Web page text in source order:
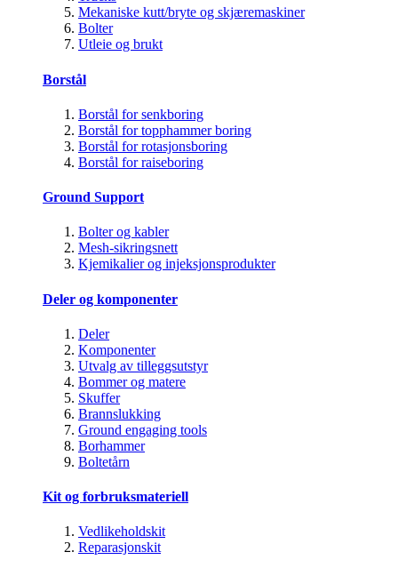
Mekaniske kutt/bryte og skjæremaskiner
Bolter
Utleie og brukt
Borstål
Borstål for senkboring
Borstål for topphammer boring
Borstål for rotasjonsboring
Borstål for raiseboring
Ground Support
Bolter og kabler
Mesh-sikringsnett
Kjemikalier og injeksjonsprodukter
Deler og komponenter
Deler
Komponenter
Utvalg av tilleggsutstyr
Bommer og matere
Skuffer
Brannslukking
Ground engaging tools
Borhammer
Boltetårn
Kit og forbruksmateriell
Vedlikeholdskit
Reparasjonskit